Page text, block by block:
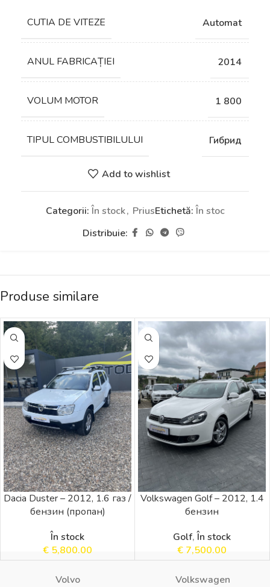
СUTIA DE VITEZE Automat
ANUL FABRICAȚIEI 2014
VOLUM MOTOR 1 800
TIPUL COMBUSTIBILULUI Гибрид
Add to wishlist
Categorii: În stock, PriusEtichetă: În stoc
Distribuie:
Produse similare
Dacia Duster – 2012, 1.6 газ /
бензин (пропан)
În stock
€ 5,800.00
Volkswagen Golf – 2012, 1.4
бензин
Golf,În stock
€ 7,500.00
Volvo Volkswagen